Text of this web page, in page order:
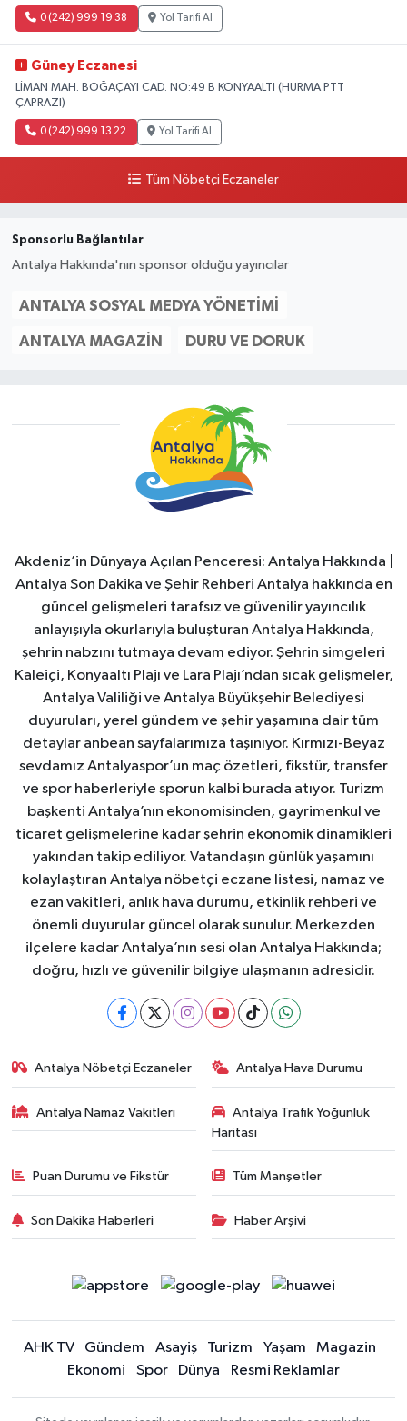
0 (242) 999 19 38 Yol Tarifi Al
Güney Eczanesi
LİMAN MAH. BOĞAÇAYI CAD. NO:49 B KONYAALTI (HURMA PTT
ÇAPRAZI)
0 (242) 999 13 22 Yol Tarifi Al
Tüm Nöbetçi Eczaneler
Sponsorlu Bağlantılar
Antalya Hakkında'nın sponsor olduğu yayıncılar
ANTALYA SOSYAL MEDYA YÖNETIMI
ANTALYA MAGAZIN DURU VE DORUK
Akdeniz’in Dünyaya Açılan Penceresi: Antalya Hakkında |
Antalya Son Dakika ve Şehir Rehberi Antalya hakkında en
güncel gelişmeleri tarafsız ve güvenilir yayıncılık
anlayışıyla okurlarıyla buluşturan Antalya Hakkında,
şehrin nabzını tutmaya devam ediyor. Şehrin simgeleri
Kaleiçi, Konyaaltı Plajı ve Lara Plajı’ndan sıcak gelişmeler,
Antalya Valiliği ve Antalya Büyükşehir Belediyesi
duyuruları, yerel gündem ve şehir yaşamına dair tüm
detaylar anbean sayfalarımıza taşınıyor. Kırmızı-Beyaz
sevdamız Antalyaspor’un maç özetleri, fikstür, transfer
ve spor haberleriyle sporun kalbi burada atıyor. Turizm
başkenti Antalya’nın ekonomisinden, gayrimenkul ve
ticaret gelişmelerine kadar şehrin ekonomik dinamikleri
yakından takip ediliyor. Vatandaşın günlük yaşamını
kolaylaştıran Antalya nöbetçi eczane listesi, namaz ve
ezan vakitleri, anlık hava durumu, etkinlik rehberi ve
önemli duyurular güncel olarak sunulur. Merkezden
ilçelere kadar Antalya’nın sesi olan Antalya Hakkında;
doğru, hızlı ve güvenilir bilgiye ulaşmanın adresidir.
Antalya Nöbetçi Eczaneler Antalya Hava Durumu
Antalya Namaz Vakitleri
Antalya Trafik Yoğunluk
Haritası
Puan Durumu ve Fikstür Tüm Manşetler
Son Dakika Haberleri Haber Arşivi
AHK TV Gündem Asayiş Turizm Yaşam
Magazin
Ekonomi
Spor Dünya Resmi Reklamlar